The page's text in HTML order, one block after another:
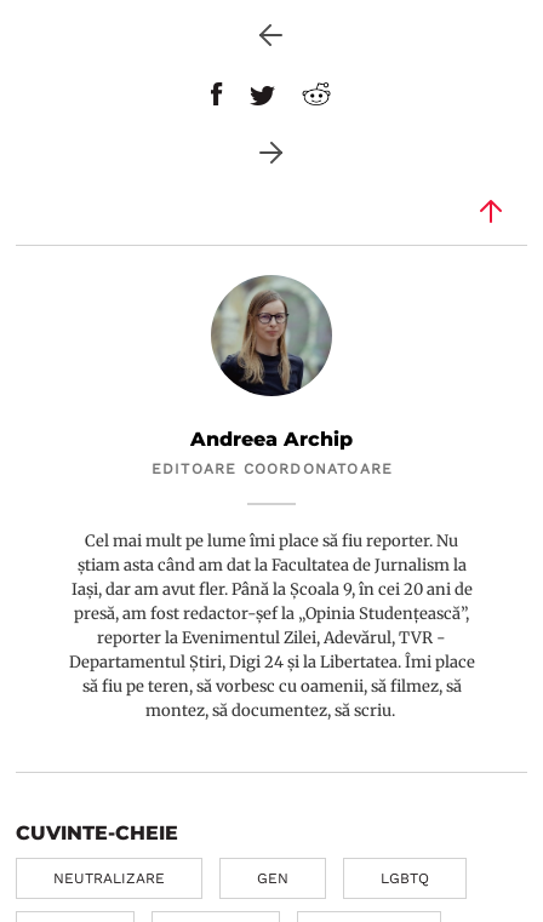
Andreea Archip
EDITOARE COORDONATOARE
Cel mai mult pe lume îmi place să fiu reporter. Nu
știam asta când am dat la Facultatea de Jurnalism la
Iași, dar am avut fler. Până la Școala 9, în cei 20 ani de
presă, am fost redactor-șef la „Opinia Studențească”,
reporter la Evenimentul Zilei, Adevărul, TVR -
Departamentul Știri, Digi 24 și la Libertatea. Îmi place
să fiu pe teren, să vorbesc cu oamenii, să filmez, să
montez, să documentez, să scriu.
CUVINTE-CHEIE
NEUTRALIZARE GEN LGBTQ